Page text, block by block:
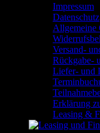
Impressum
Datenschutz
Allgemeine
Versand-
Rückgabe-
Liefer- und
Erklärung
Leasing &